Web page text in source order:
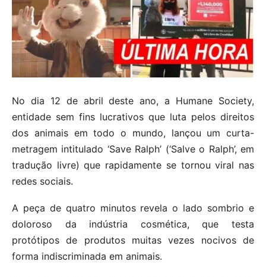
No dia 12 de abril deste ano, a Humane Society,
entidade sem fins lucrativos que luta pelos direitos
dos animais em todo o mundo, lançou um curta-
metragem intitulado ‘Save Ralph’ (‘Salve o Ralph’, em
tradução livre) que rapidamente se tornou viral nas
redes sociais.
A peça de quatro minutos revela o lado sombrio e
doloroso da indústria cosmética, que testa
protótipos de produtos muitas vezes nocivos de
forma indiscriminada em animais.